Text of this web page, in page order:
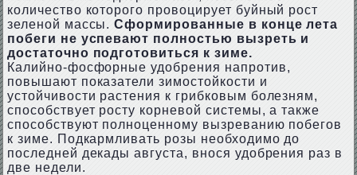
количество которого провоцирует буйный рост
зеленой массы.Сформированные в конце лета
побеги не успевают полностью вызреть и
достаточно подготовиться к зиме.
Калийно-фосфорные удобрения напротив,
повышают показатели зимостойкости и
устойчивости растения к грибковым болезням,
способствует росту корневой системы, а также
способствуют полноценному вызреванию побегов
к зиме. Подкармливать розы необходимо до
последней декады августа, внося удобрения раз в
две недели.